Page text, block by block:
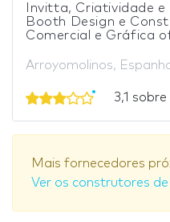
Invitta, Criatividade
Booth Design e
Comercial e Gráfica
Arroyomolinos,
3,1
Mais fornecedores
Ver os construtores